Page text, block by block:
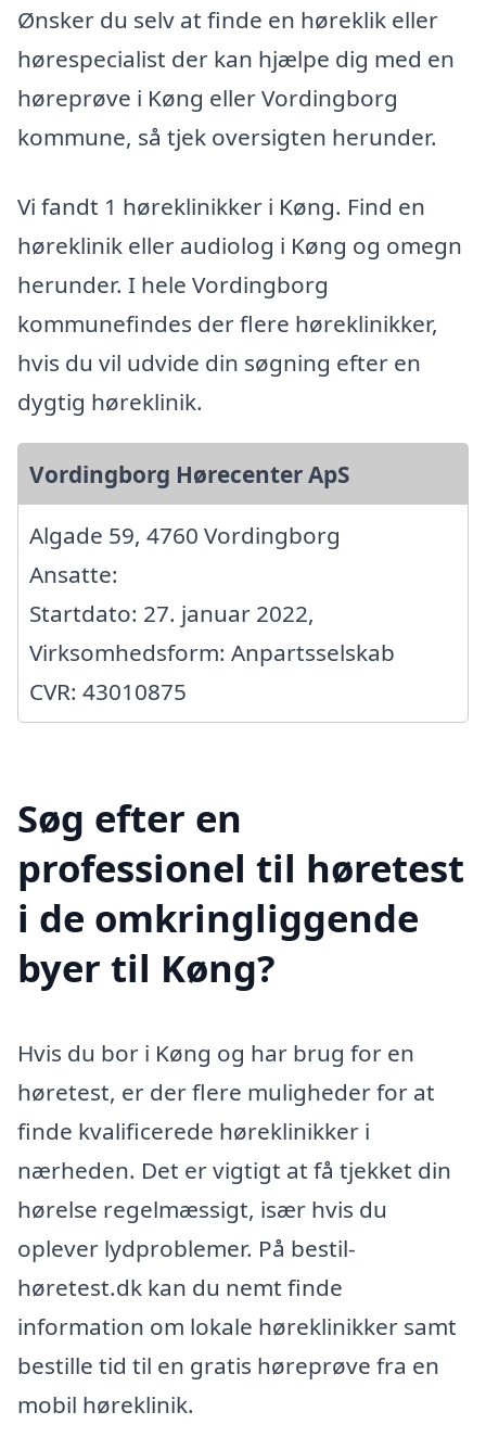
Ønsker du selv at finde en høreklik eller
hørespecialist der kan hjælpe dig med en
høreprøve i Køng eller Vordingborg
kommune, så tjek oversigten herunder.
Vi fandt 1 høreklinikker i Køng. Find en
høreklinik eller audiolog i Køng og omegn
herunder. I hele Vordingborg
kommunefindes der flere høreklinikker,
hvis du vil udvide din søgning efter en
dygtig høreklinik.
Vordingborg Hørecenter ApS
Algade 59, 4760 Vordingborg
Ansatte:
Startdato: 27. januar 2022,
Virksomhedsform: Anpartsselskab
CVR: 43010875
Søg efter en
professionel til høretest
i de omkringliggende
byer til Køng?
Hvis du bor i Køng og har brug for en
høretest, er der flere muligheder for at
finde kvalificerede høreklinikker i
nærheden. Det er vigtigt at få tjekket din
hørelse regelmæssigt, især hvis du
oplever lydproblemer. På bestil-
høretest.dk kan du nemt finde
information om lokale høreklinikker samt
bestille tid til en gratis høreprøve fra en
mobil høreklinik.